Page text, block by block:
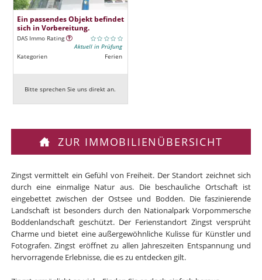
Ein passendes Objekt befindet
sich in Vorbereitung.
DAS Immo Rating
Aktuell in Prüfung
Kategorien
Ferien
Bitte sprechen Sie uns direkt an.
ZUR IMMOBILIENÜBERSICHT
Zingst vermittelt ein Gefühl von Freiheit. Der Standort zeichnet sich
durch eine einmalige Natur aus. Die beschauliche Ortschaft ist
eingebettet zwischen der Ostsee und Bodden. Die faszinierende
Landschaft ist besonders durch den Nationalpark Vorpommersche
Boddenlandschaft geschützt. Der Ferienstandort Zingst versprüht
Charme und bietet eine außergewöhnliche Kulisse für Künstler und
Fotografen. Zingst eröffnet zu allen Jahreszeiten Entspannung und
hervorragende Erlebnisse, die es zu entdecken gilt.